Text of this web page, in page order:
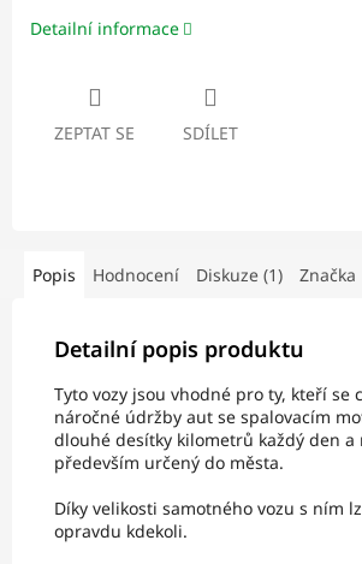
Detailní informace
ZEPTAT SE SDÍLET
Popis Hodnocení Diskuze (1) Značka
Detailní popis produktu
Tyto vozy jsou vhodné pro ty, kteří se
náročné údržby aut se spalovacím
dlouhé desítky kilometrů každý den a
především určený do města.
Díky velikosti samotného vozu s ním
opravdu kdekoli.